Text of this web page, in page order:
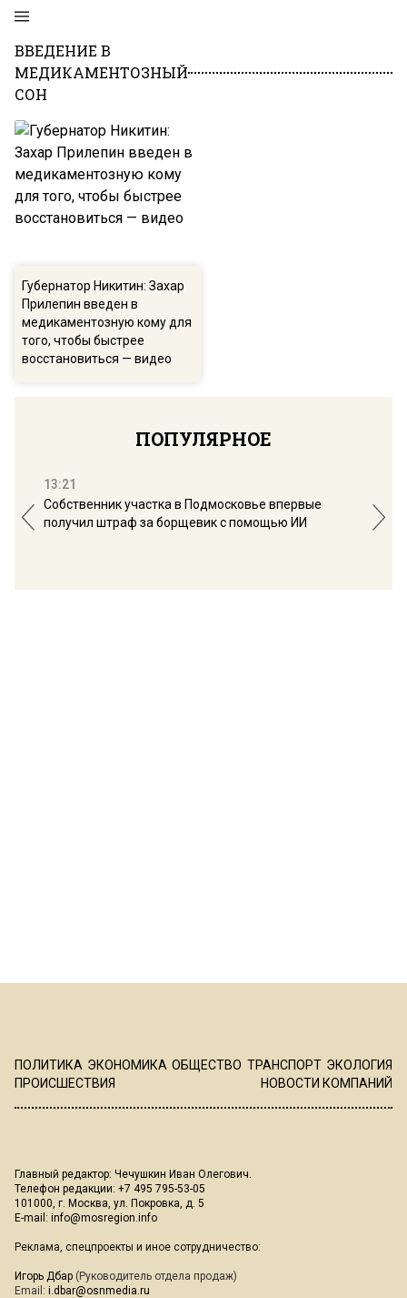
ВВЕДЕНИЕ В
МЕДИКАМЕНТОЗНЫЙ
СОН
Губернатор Никитин: Захар
Прилепин введен в
медикаментозную кому для
того, чтобы быстрее
восстановиться — видео
ПОПУЛЯРНОЕ
13:21
Собственник участка в Подмосковье впервые
получил штраф за борщевик с помощью ИИ
ПОЛИТИКА ЭКОНОМИКА ОБЩЕСТВО ТРАНСПОРТ ЭКОЛОГИЯ
ПРОИСШЕСТВИЯ
НОВОСТИ КОМПАНИЙ
Главный редактор: Чечушкин Иван Олегович.
Телефон редакции: +7 495 795-53-05
101000, г. Москва, ул. Покровка, д. 5
E-mail: info@mosregion.info
Реклама, спецпроекты и иное сотрудничество:
Игорь Дбар (Руководитель отдела продаж)
Email: i.dbar@osnmedia.ru